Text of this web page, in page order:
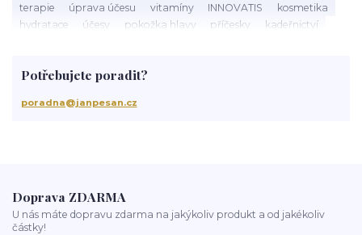
terapie
úprava účesu vitamíny INNOVATIS
kosmetika
hydratace
účesy pokožka hlavy příčesky
kadeřnictví
třepění vlasů
chemicky poškozené vlasy
kortikoidy
objem vlasů
ionizace při fénování
Potřebujete poradit?
poradna@janpesan.cz
Doprava ZDARMA
U nás máte dopravu zdarma na jakýkoliv produkt a od jakékoliv
částky!